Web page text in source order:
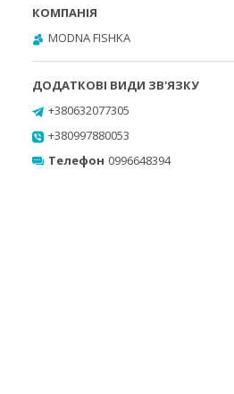
MODNA FISHKA
+380632077305
+380997880053
Телефон 0996648394